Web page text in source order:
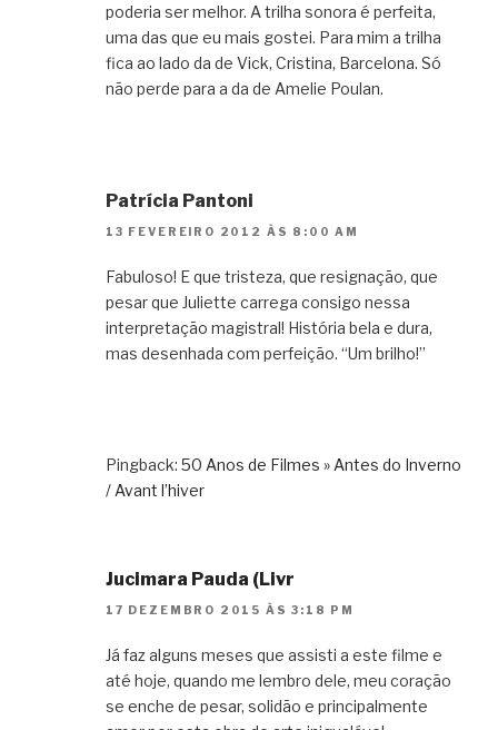
poderia ser melhor. A trilha sonora é perfeita,
uma das que eu mais gostei. Para mim a trilha
fica ao lado da de Vick, Cristina, Barcelona. Só
não perde para a da de Amelie Poulan.
Patrícia Pantoni
13 FEVEREIRO 2012 ÀS 8:00 AM
Fabuloso! E que tristeza, que resignação, que
pesar que Juliette carrega consigo nessa
interpretação magistral! História bela e dura,
mas desenhada com perfeição. “Um brilho!”
Pingback: 50 Anos de Filmes » Antes do Inverno
/ Avant l’hiver
Jucimara Pauda (Livr
17 DEZEMBRO 2015 ÀS 3:18 PM
Já faz alguns meses que assisti a este filme e
até hoje, quando me lembro dele, meu coração
se enche de pesar, solidão e principalmente